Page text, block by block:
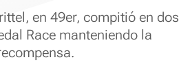
en 49er, compitió en dos
Race manteniendo la